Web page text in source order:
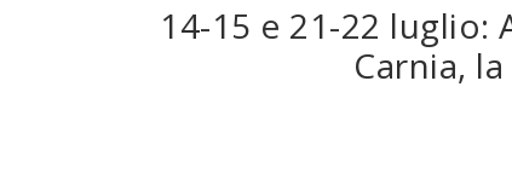
14-15 e 21-22 luglio:
Carnia,